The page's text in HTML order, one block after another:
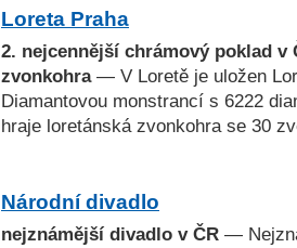
Loreta Praha
2. nejcennější chrámový poklad v
zvonkohra— V Loretě je uložen
Diamantovou monstrancí s 6222
hraje loretánská zvonkohra se 30
Národní divadlo
nejznámější divadlo v ČR —